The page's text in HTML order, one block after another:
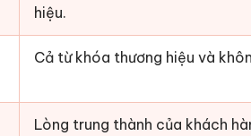
hiệu.
Cả từ khóa thương hiệu và
Lòng trung thành của khách